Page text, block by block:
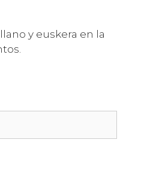
y euskera en la